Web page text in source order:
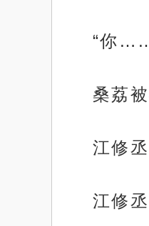
“你
桑荔
江修
江修